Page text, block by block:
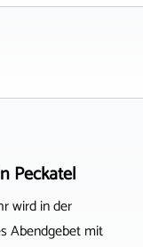
Peckatel
wird in der
Abendgebet mit